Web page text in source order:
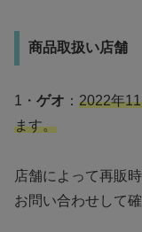
商品取扱い店舗
1・ ゲオ ： 2022年
ます。
店舗によって再販
お問い合わせして